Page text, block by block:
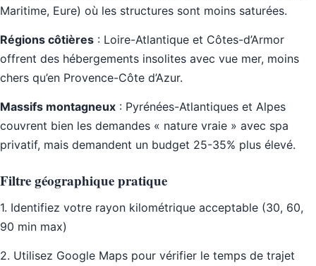
Maritime, Eure) où les structures sont moins saturées.
Régions côtières : Loire-Atlantique et Côtes-d’Armor
offrent des hébergements insolites avec vue mer, moins
chers qu’en Provence-Côte d’Azur.
Massifs montagneux : Pyrénées-Atlantiques et Alpes
couvrent bien les demandes « nature vraie » avec spa
privatif, mais demandent un budget 25-35% plus élevé.
Filtre géographique pratique
1. Identifiez votre rayon kilométrique acceptable (30, 60,
90 min max)
2. Utilisez Google Maps pour vérifier le temps de trajet